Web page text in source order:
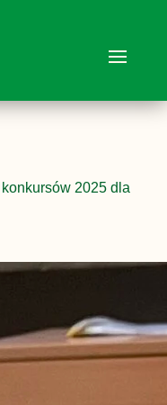
2025 dla